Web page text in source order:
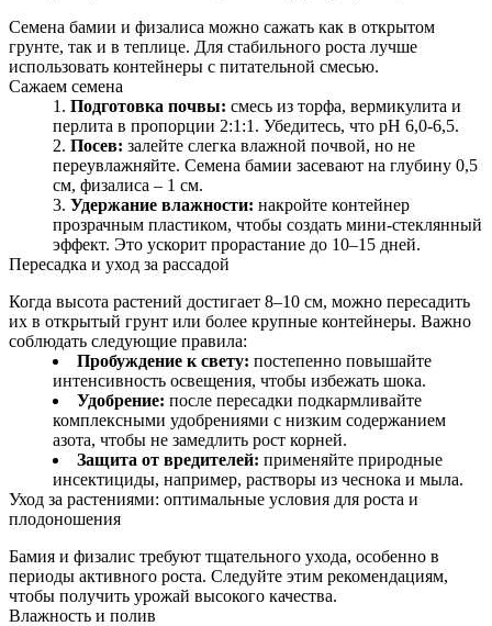
Семена бамии и физалиса можно сажать как в открытом
грунте, так и в теплице. Для стабильного роста лучше
использовать контейнеры с питательной смесью.
Сажаем семена
Подготовка почвы: смесь из торфа, вермикулита и
перлита в пропорции 2:1:1. Убедитесь, что pH 6,0‑6,5.
Посев: залейте слегка влажной почвой, но не
переувлажняйте. Семена бамии засевают на глубину 0,5
см, физалиса – 1 см.
Удержание влажности: накройте контейнер
прозрачным пластиком, чтобы создать мини-стеклянный
эффект. Это ускорит прорастание до 10–15 дней.
Пересадка и уход за рассадой
Когда высота растений достигает 8–10 см, можно пересадить
их в открытый грунт или более крупные контейнеры. Важно
соблюдать следующие правила:
Пробуждение к свету: постепенно повышайте
интенсивность освещения, чтобы избежать шока.
Удобрение: после пересадки подкармливайте
комплексными удобрениями с низким содержанием
азота, чтобы не замедлить рост корней.
Защита от вредителей: применяйте природные
инсектициды, например, растворы из чеснока и мыла.
Уход за растениями: оптимальные условия для роста и
плодоношения
Бамия и физалис требуют тщательного ухода, особенно в
периоды активного роста. Следуйте этим рекомендациям,
чтобы получить урожай высокого качества.
Влажность и полив